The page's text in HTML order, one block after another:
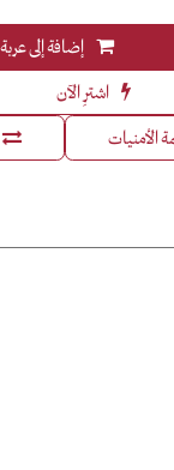
إضافة إلى
اشترِ الآن
الأمنيات